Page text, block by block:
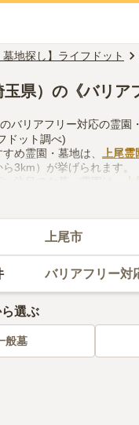
墓地探し】ライフドット
玉県）の《バリア
バリアフリー対応の霊園
ドット調べ)
め霊園・墓地は、
上尾霊
ら3km）が挙げられます。
体制、近隣での供花や
てください。
上尾市
バリアフリー対
選ぶ
般墓